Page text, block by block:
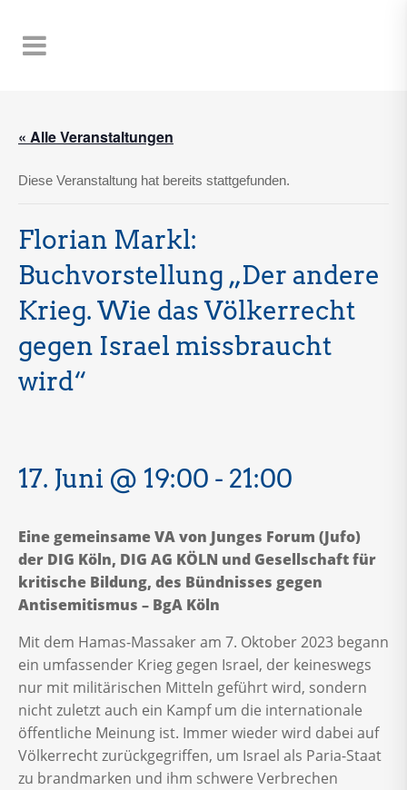
« Alle Veranstaltungen
Diese Veranstaltung hat bereits stattgefunden.
Florian Markl:
Buchvorstellung „Der andere
Krieg. Wie das Völkerrecht
gegen Israel missbraucht
wird“
17. Juni @ 19:00 - 21:00
Eine gemeinsame VA von Junges Forum (Jufo)
der DIG Köln, DIG AG KÖLN und Gesellschaft für
kritische Bildung, des Bündnisses gegen
Antisemitismus – BgA Köln
Mit dem Hamas-Massaker am 7. Oktober 2023 begann
ein umfassender Krieg gegen Israel, der keineswegs
nur mit militärischen Mitteln geführt wird, sondern
nicht zuletzt auch ein Kampf um die internationale
öffentliche Meinung ist. Immer wieder wird dabei auf
Völkerrecht zurückgegriffen, um Israel als Paria-Staat
zu brandmarken und ihm schwere Verbrechen